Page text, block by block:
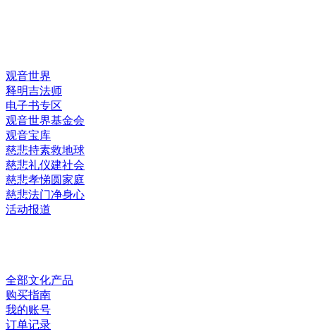
观音世界
释明吉法师
电子书专区
观音世界基金会
观音宝库
慈悲持素救地球
慈悲礼仪建社会
慈悲孝悌圆家庭
慈悲法门净身心
活动报道
全部文化产品
购买指南
我的账号
订单记录